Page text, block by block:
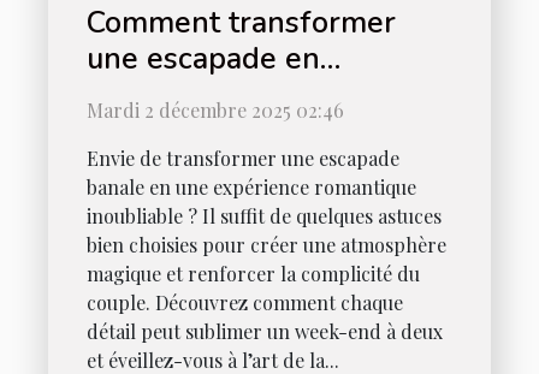
Comment transformer
une escapade en
expérience romantique
ultime ?
Mardi 2 décembre 2025 02:46
Envie de transformer une escapade
banale en une expérience romantique
inoubliable ? Il suffit de quelques astuces
bien choisies pour créer une atmosphère
magique et renforcer la complicité du
couple. Découvrez comment chaque
détail peut sublimer un week-end à deux
et éveillez-vous à l’art de la...